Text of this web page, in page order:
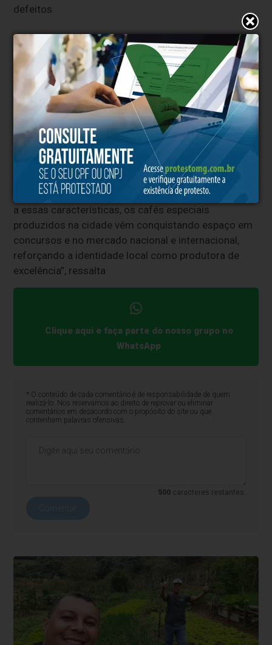
defeitos.
Tradição e qualidade
A produção de café faz parte da história de Bom
Sucesso e a sucessão no campo garante a
continuidade da atividade por novas gerações.
Sustentabilidade, manejo tradicional e uso de
tecnologias modernas são práticas adotadas pelos
cafeicultores locais para melhorar a qualidade dos
grãos.
Segundo o extensionista, o resultado é um café de
alta qualidade e perfil sensorial diferenciado. “Graças
a essas características, os cafés especiais
produzidos na cidade vêm conquistando espaço em
concursos e no mercado nacional e internacional,
reforçando a identidade local como produtora de
excelência”, ressalta
Clique aqui e faça parte do nosso grupo no
WhatsApp
* O conteúdo de cada comentário é de responsabilidade de quem
realizá-lo. Nos reservamos ao direito de reprovar ou eliminar
comentários em desacordo com o propósito do site ou que
contenham palavras ofensivas.
500 caracteres restantes.